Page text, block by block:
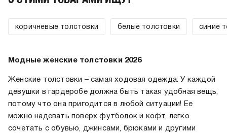
коричневые толстовки белые толстовки синие
Модные женские толстовки 2026
Женские толстовки – самая ходовая одежда. У каждой
девушки в гардеробе должна быть такая удобная вещь,
потому что она пригодится в любой ситуации! Ее
можно надевать поверх футболок и кофт, легко
сочетать с обувью, джинсами, брюками и другими